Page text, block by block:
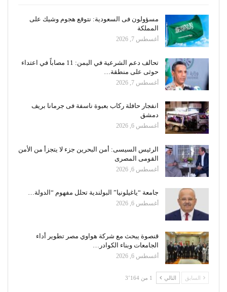
مسؤولون فى السعودية: نتوقع هجوم وشيك على
المملكة
أغسطس 7, 2026
تحالف دعم الشرعية في اليمن: 11 مصاباً في اعتداء
حوثى على منطقة…
أغسطس 7, 2026
انفجار حافلة ركاب بعبوة ناسفة فى جرمانا بريف
دمشق
أغسطس 6, 2026
الرئيس السيسى: أمن البحرين جزء لا يتجزأ من الأمن
القومى المصرى
أغسطس 6, 2026
جامعة “ياغيلونيا” البولندية تحلل مفهوم “الدولة…
أغسطس 6, 2026
قنصوة يبحث مع شركة هواوي مصر تطوير أداء
الجامعات وبناء الكوادر…
أغسطس 6, 2026
السابق التالي 1 من 3٬164